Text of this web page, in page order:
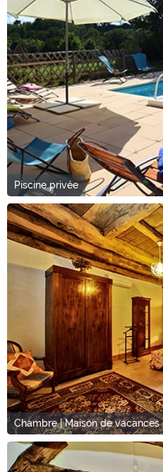
Piscine privée
Chambre | Maison de vacances